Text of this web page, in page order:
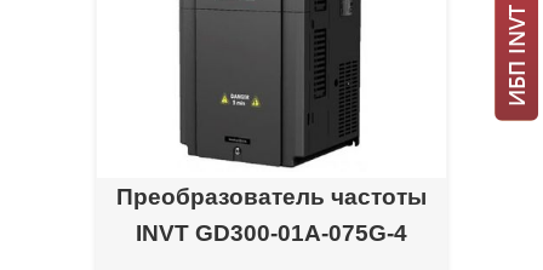
Преобразователь частоты
INVT GD300-01A-075G-4